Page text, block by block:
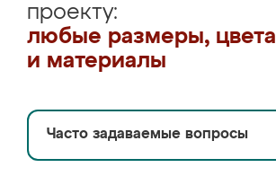
проекту:
любые размеры, цвета
и материалы
Часто задаваемые вопросы